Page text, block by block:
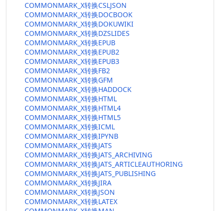
COMMONMARK_X转换CSLJSON
COMMONMARK_X转换DOCBOOK
COMMONMARK_X转换DOKUWIKI
COMMONMARK_X转换DZSLIDES
COMMONMARK_X转换EPUB
COMMONMARK_X转换EPUB2
COMMONMARK_X转换EPUB3
COMMONMARK_X转换FB2
COMMONMARK_X转换GFM
COMMONMARK_X转换HADDOCK
COMMONMARK_X转换HTML
COMMONMARK_X转换HTML4
COMMONMARK_X转换HTML5
COMMONMARK_X转换ICML
COMMONMARK_X转换IPYNB
COMMONMARK_X转换JATS
COMMONMARK_X转换JATS_ARCHIVING
COMMONMARK_X转换JATS_ARTICLEAUTHORING
COMMONMARK_X转换JATS_PUBLISHING
COMMONMARK_X转换JIRA
COMMONMARK_X转换JSON
COMMONMARK_X转换LATEX